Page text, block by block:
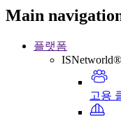
Main
플랫폼
ISNetworld®
고용